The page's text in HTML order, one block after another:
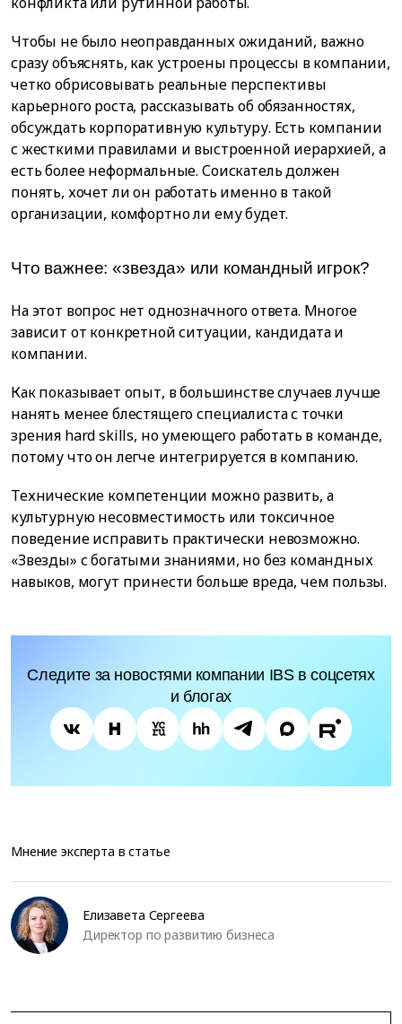
Чтобы не было неоправданных ожиданий, важно
сразу объяснять, как устроены процессы в компании,
четко обрисовывать реальные перспективы
карьерного роста, рассказывать об обязанностях,
обсуждать корпоративную культуру. Есть компании
с жесткими правилами и выстроенной иерархией, а
есть более неформальные. Соискатель должен
понять, хочет ли он работать именно в такой
организации, комфортно ли ему будет.
Что важнее: «звезда» или командный игрок?
На этот вопрос нет однозначного ответа. Многое
зависит от конкретной ситуации, кандидата и
компании.
Как показывает опыт, в большинстве случаев лучше
нанять менее блестящего специалиста с точки
зрения hard skills, но умеющего работать в команде,
потому что он легче интегрируется в компанию.
Технические компетенции можно развить, а
культурную несовместимость или токсичное
поведение исправить практически невозможно.
«Звезды» с богатыми знаниями, но без командных
навыков, могут принести больше вреда, чем пользы.
Следите за новостями компании IBS в соцсетях
и блогах
Мнение эксперта в статье
Елизавета Сергеева
Директор по развитию бизнеса